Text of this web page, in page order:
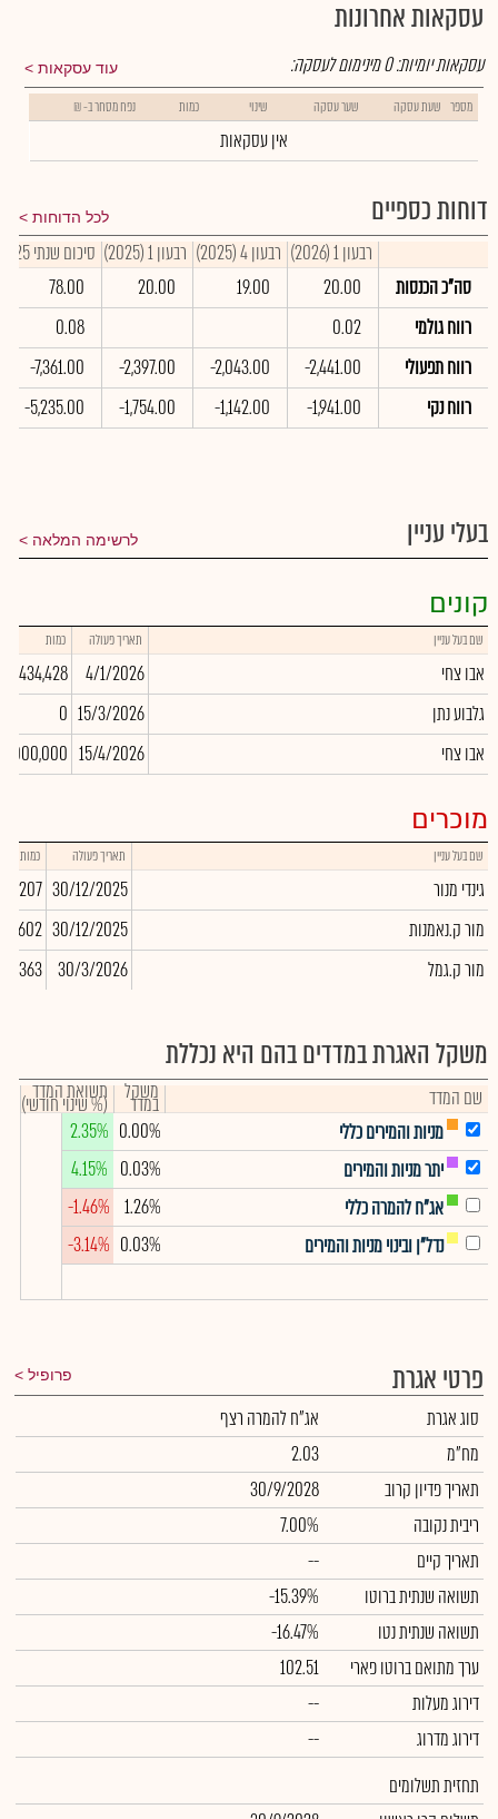
עסקאות אחרונות
עוד עסקאות עסקאות יומיות:0מינימום לעסקה:
מספר שעת עסקה שער עסקה שינוי כמות נפח מסחר ב- ₪
אין עסקאות
דוחות כספיים לכל הדוחות
רבעון 1 (2026) רבעון 4 (2025) רבעון 1 (2025)
סיכום שנתי 2025
סה"כ הכנסות
20.00
19.00
20.00
78.00
רווח גולמי
0.02
0.08
רווח תפעולי
-2,441.00
-2,043.00
-2,397.00
-7,361.00
רווח נקי
-1,941.00
-1,142.00
-1,754.00
-5,235.00
בעלי עניין לרשימה המלאה
קונים
שם בעל עניין תאריך פעולה כמות
אבו צחי 4/1/2026
434,428
גלבוע נתן
15/3/2026
0
אבו צחי
15/4/2026
2,000,000
מוכרים
שם בעל עניין תאריך פעולה כמות
גינדי מנור 30/12/2025
מור ק.נאמנות
30/12/2025
מור ק.גמל
30/3/2026
משקל האגרת במדדים בהם היא נכללת
שם המדד משקל
במדד תשואת המדד
(% שינוי חודשי)
מניות והמירים כללי
0.00%
2.35%
יתר מניות והמירים
0.03%
4.15%
אג"ח להמרה כללי
1.26%
-1.46%
נדל"ן ובינוי מניות והמירים
0.03%
-3.14%
פרטי אגרת פרופיל
סוג אגרת
אג"ח להמרה רצף
מח"מ
2.03
תאריך פדיון קרוב
30/9/2028
ריבית נקובה
7.00%
תאריך קיים
--
תשואה שנתית ברוטו
-15.39%
תשואה שנתית נטו
-16.47%
ערך מתואם ברוטו פארי
102.51
דירוג מעלות
--
דירוג מדרוג
--
תחזית תשלומים